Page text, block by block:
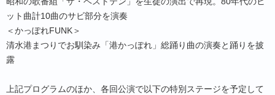
ット曲計10曲のサビ部分を演奏
＜かっぽれFUNK＞
清水港まつりでお馴染み「港かっぽれ」総踊り曲の演奏と踊りを披
露
上記プログラムのほか、各回公演で以下の特別ステージを予定して